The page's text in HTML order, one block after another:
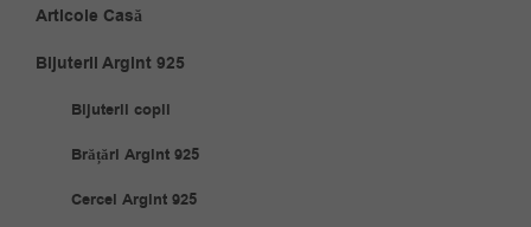
Articole Casă
Bijuterii Argint 925
Bijuterii copii
Brățări Argint 925
Cercei Argint 925